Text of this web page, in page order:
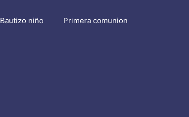
Bautizo niño Primera comunion